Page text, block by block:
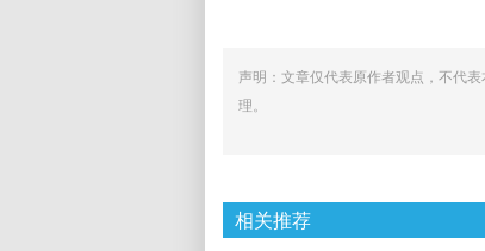
声明：文章仅代表原作者观点，不代
理。
相关推荐